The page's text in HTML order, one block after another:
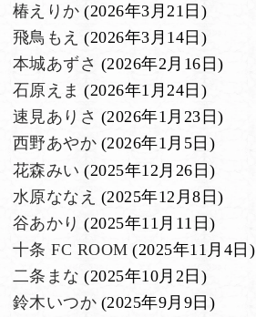
椿えりか (2026年3月21日)
飛鳥もえ (2026年3月14日)
本城あずさ (2026年2月16日)
石原えま (2026年1月24日)
速見ありさ (2026年1月23日)
西野あやか (2026年1月5日)
花森みい (2025年12月26日)
水原ななえ (2025年12月8日)
谷あかり (2025年11月11日)
十条 FC ROOM (2025年11月4日)
二条まな (2025年10月2日)
鈴木いつか (2025年9月9日)